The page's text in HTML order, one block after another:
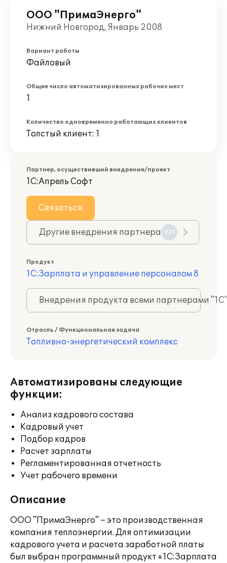
ООО "ПримаЭнерго"
Нижний Новгород, Январь 2008
Вариант работы
Файловый
Общее число автоматизированных рабочих мест
1
Количество одновременно работающих клиентов
Толстый клиент: 1
Партнер, осуществивший внедрение/проект
1С:Апрель Софт
Связаться
Другие внедрения партнера 921
Продукт
1С:Зарплата и управление персоналом 8
Внедрения продукта всеми партнерами
Отрасль / Функциональная задача
Топливно-энергетический комплекс
Автоматизированы следующие
функции:
Анализ кадрового состава
Кадровый учет
Подбор кадров
Расчет зарплаты
Регламентированная отчетность
Учет рабочего времени
Описание
ООО "ПримаЭнерго" – это производственная
компания теплоэнергии. Для оптимизации
кадрового учета и расчета заработной платы
был выбран программный продукт «1С:Зарплата